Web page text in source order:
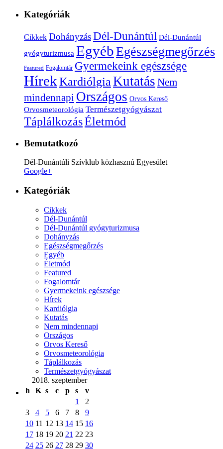
Kategóriák
Cikkek DohányzásDél-Dunántúl Dél-Dunántúl
gyógyturizmusa EgyébEgészségmegőrzés
Featured Fogalomtár Gyermekeink egészsége
HírekKardiólgia Kutatás Nem
mindennapi Országos Orvos Kereső
Orvosmeteorológia Természetgyógyászat
TáplálkozásÉletmód
Bemutatkozó
Dél-Dunántúli Szívklub közhasznú Egyesület
Google+
Kategóriák
Cikkek
Dél-Dunántúl
Dél-Dunántúl gyógyturizmusa
Dohányzás
Egészségmegőrzés
Egyéb
Életmód
Featured
Fogalomtár
Gyermekeink egészsége
Hírek
Kardiólgia
Kutatás
Nem mindennapi
Országos
Orvos Kereső
Orvosmeteorológia
Táplálkozás
Természetgyógyászat
2018. szeptember
h
K s c p s
v
1
2
3
4 5 6 7 8
9
10 11 12 13 14 15 16
17 18 19 20 21 22 23
24 25 26 27 28 29 30